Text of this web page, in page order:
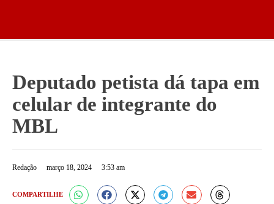
Deputado petista dá tapa em
celular de integrante do
MBL
Redação março 18, 2024 3:53 am
COMPARTILHE